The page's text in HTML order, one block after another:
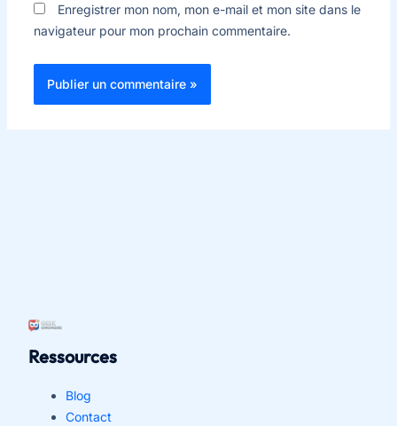
Enregistrer mon nom, mon e-mail et mon site dans le
navigateur pour mon prochain commentaire.
Ressources
Blog
Contact